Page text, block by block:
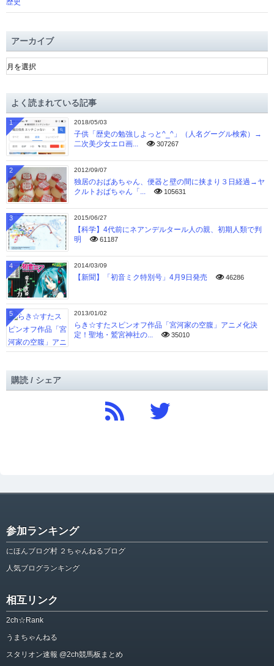
歴史
アーカイブ
ア
ー
ブよく読まれている記事
2018/05/03
子供「歴史の勉強しよっと^_^」（人名グーグル検索）→
二次美少女エロ画...
307267
1
2012/09/07
独居のおばあちゃん、便器と壁の間に挟まり３日経過→ヤ
クルトおばちゃん「...
105631
2
2015/06/27
【科学】4代前にネアンデルタール人の親、初期人類で判
明
61187
3
2014/03/09
【新聞】「初音ミク特別号」4月9日発売 46286
4
2013/01/02
らき☆すたスピンオフ作品「宮河家の空腹」アニメ化決
定！聖地・鷲宮神社の...
35010
5
購読 / シェア
参加ランキング
にほんブログ村 ２ちゃんねるブログ
人気ブログランキング
相互リンク
2ch☆Rank
うまちゃんねる
スタリオン速報 @2ch競馬板まとめ